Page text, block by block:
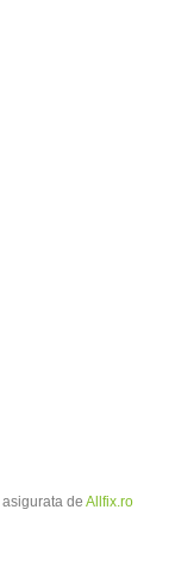
asigurata de Allfix.ro